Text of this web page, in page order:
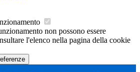
non possono essere
l'elenco nella pagina della cookie